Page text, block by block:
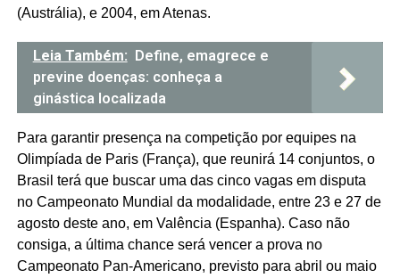
(Austrália), e 2004, em Atenas.
Leia Também: Define, emagrece e
previne doenças: conheça a
ginástica localizada
Para garantir presença na competição por equipes na
Olimpíada de Paris (França), que reunirá 14 conjuntos, o
Brasil terá que buscar uma das cinco vagas em disputa
no Campeonato Mundial da modalidade, entre 23 e 27 de
agosto deste ano, em Valência (Espanha). Caso não
consiga, a última chance será vencer a prova no
Campeonato Pan-Americano, previsto para abril ou maio